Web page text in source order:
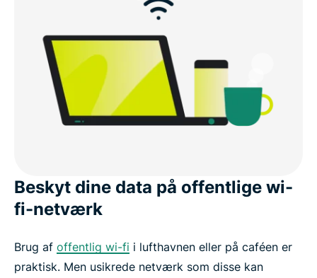
Beskyt dine data på offentlige wi-
fi-netværk
Brug af offentlig wi-fi i lufthavnen eller på caféen er
praktisk. Men usikrede netværk som disse kan